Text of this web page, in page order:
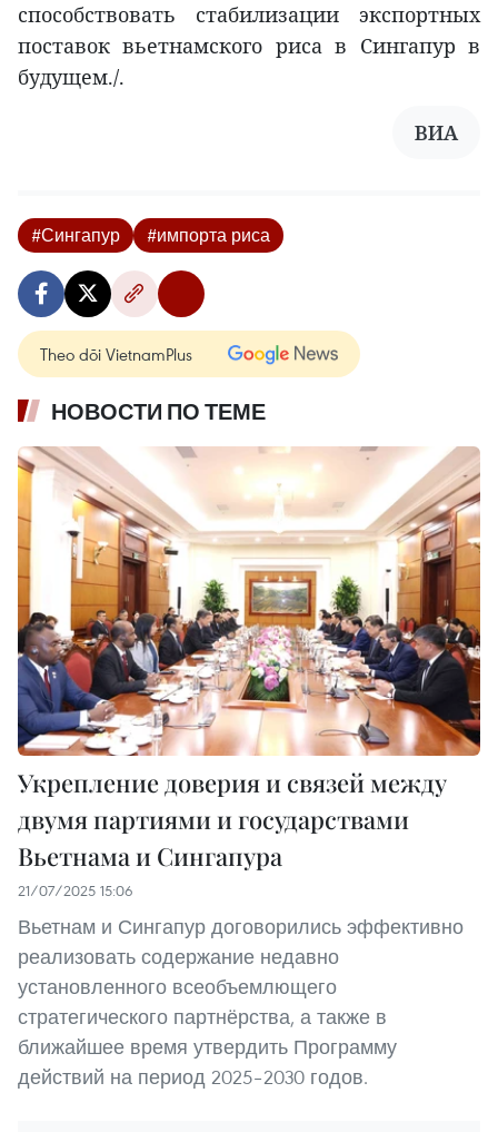
способствовать стабилизации экспортных
поставок вьетнамского риса в Сингапур в
будущем./.
ВИА
#Сингапур #импорта риса
Theo dõi VietnamPlus
НОВОСТИ ПО ТЕМЕ
Укрепление доверия и связей между
двумя партиями и государствами
Вьетнама и Сингапура
21/07/2025 15:06
Вьетнам и Сингапур договорились эффективно
реализовать содержание недавно
установленного всеобъемлющего
стратегического партнёрства, а также в
ближайшее время утвердить Программу
действий на период 2025–2030 годов.